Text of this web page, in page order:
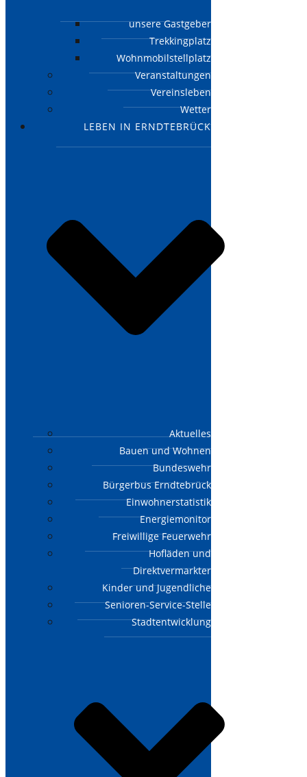
unsere Gastgeber
Trekkingplatz
Wohnmobilstellplatz
Veranstaltungen
Vereinsleben
Wetter
LEBEN IN ERNDTEBRÜCK
Aktuelles
Bauen und Wohnen
Bundeswehr
Bürgerbus Erndtebrück
Einwohnerstatistik
Energiemonitor
Freiwillige Feuerwehr
Hofläden und
Direktvermarkter
Kinder und Jugendliche
Senioren-Service-Stelle
Stadtentwicklung